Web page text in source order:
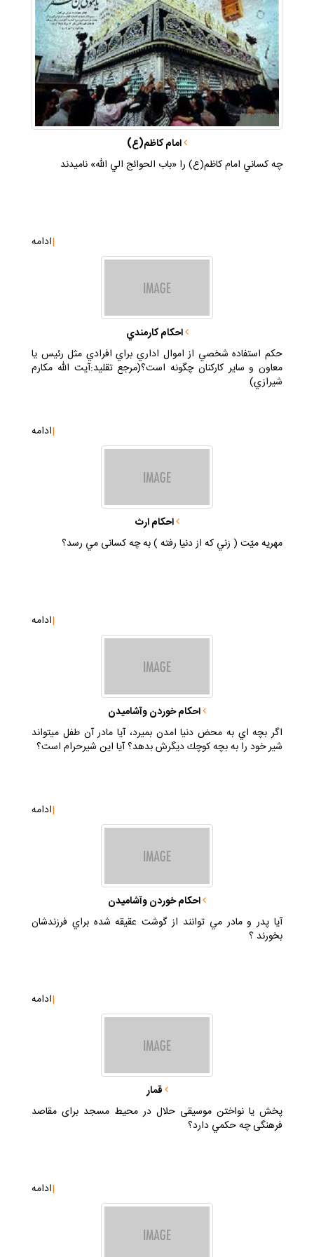
امام كاظم(ع)
چه كساني امام كاظم(ع) را «باب الحوائج الي الله» ناميدند
|ادامه
احكام كارمندي
حكم استفاده شخصي از اموال اداري براي افرادي مثل رئيس يا
معاون و ساير كاركنان چگونه است؟(مرجع تقليد:آيت الله مكارم
شيرازي)
|ادامه
احكام ارث
مهريه ميّت ( زني كه از دنيا رفته ) به چه كسانى مي رسد؟
|ادامه
احكام خوردن وآشاميدن
اگر بچه اي به محض دنيا امدن بميرد، آيا مادر آن طفل ميتواند
شير خود را به بچه كوچك ديگرش بدهد؟ آيا اين شيرحرام است؟
|ادامه
احكام خوردن وآشاميدن
آيا پدر و مادر مي توانند از گوشت عقيقه شده براي فرزندشان
بخورند ؟
|ادامه
قمار
پخش يا نواختن موسيقى حلال در محيط مسجد براى مقاصد
فرهنگى چه حكمي دارد؟
|ادامه